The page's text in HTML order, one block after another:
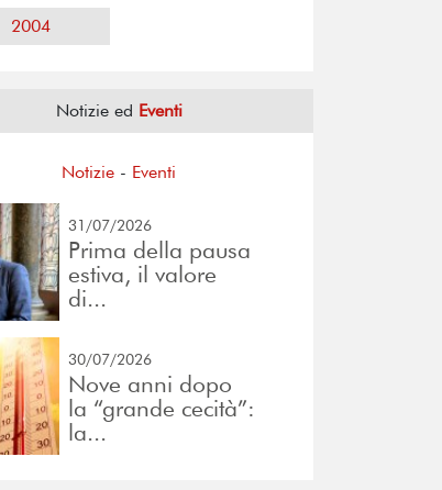
2004
Notizie ed Eventi
Notizie - Eventi
31/07/2026
Prima della pausa
estiva, il valore
di...
30/07/2026
Nove anni dopo
la “grande cecità”:
la...